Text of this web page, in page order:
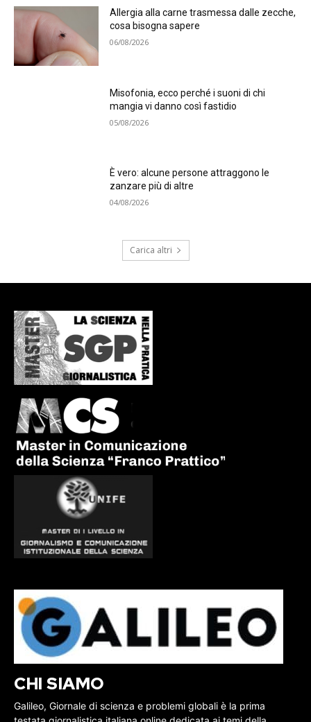
Allergia alla carne trasmessa dalle zecche,
cosa bisogna sapere
06/08/2026
Misofonia, ecco perché i suoni di chi
mangia vi danno così fastidio
05/08/2026
È vero: alcune persone attraggono le
zanzare più di altre
04/08/2026
Carica altri
CHI SIAMO
Galileo, Giornale di scienza e problemi globali è la prima